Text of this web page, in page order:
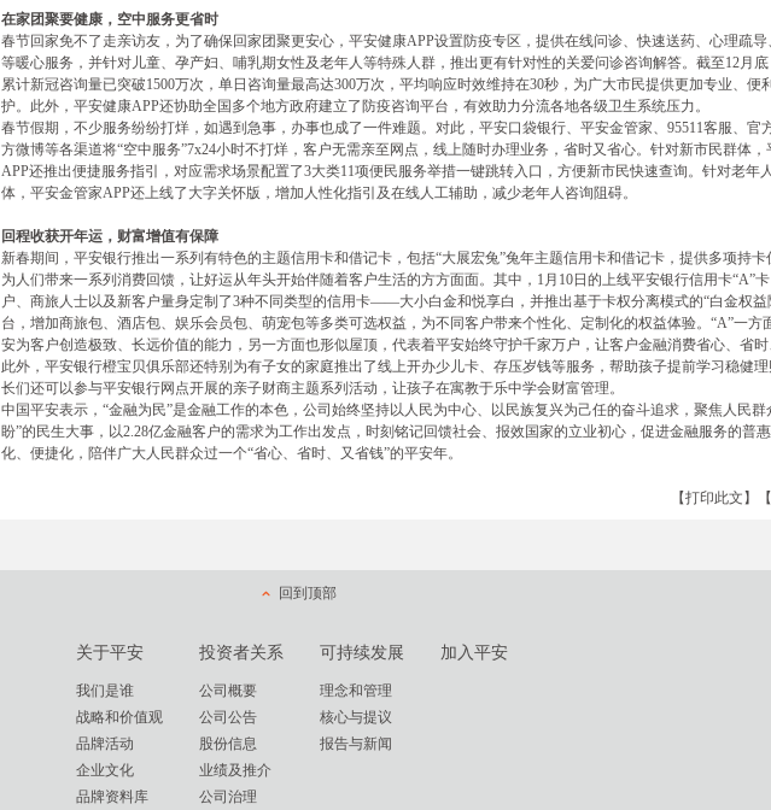
在家团聚要健康，空中服务更省时
春节回家免不了走亲访友，为了确保回家团聚更安心，平安健康APP设置防疫专区，提供在线问诊、快速送药、心理疏
等暖心服务，并针对儿童、孕产妇、哺乳期女性及老年人等特殊人群，推出更有针对性的关爱问诊咨询解答。截至12月
累计新冠咨询量已突破1500万次，单日咨询量最高达300万次，平均响应时效维持在30秒，为广大市民提供更加专业、便
护。此外，平安健康APP还协助全国多个地方政府建立了防疫咨询平台，有效助力分流各地各级卫生系统压力。
春节假期，不少服务纷纷打烊，如遇到急事，办事也成了一件难题。对此，平安口袋银行、平安金管家、95511客服、官
方微博等各渠道将“空中服务”7x24小时不打烊，客户无需亲至网点，线上随时办理业务，省时又省心。针对新市民群体，
APP还推出便捷服务指引，对应需求场景配置了3大类11项便民服务举措一键跳转入口，方便新市民快速查询。针对老年
体，平安金管家APP还上线了大字关怀版，增加人性化指引及在线人工辅助，减少老年人咨询阻碍。
回程收获开年运，财富增值有保障
新春期间，平安银行推出一系列有特色的主题信用卡和借记卡，包括“大展宏兔”兔年主题信用卡和借记卡，提供多项持卡
为人们带来一系列消费回馈，让好运从年头开始伴随着客户生活的方方面面。其中，1月10日的上线平安银行信用卡“A”
户、商旅人士以及新客户量身定制了3种不同类型的信用卡——大小白金和悦享白，并推出基于卡权分离模式的“白金权益
台，增加商旅包、酒店包、娱乐会员包、萌宠包等多类可选权益，为不同客户带来个性化、定制化的权益体验。“A”一方
安为客户创造极致、长远价值的能力，另一方面也形似屋顶，代表着平安始终守护千家万户，让客户金融消费省心、省时
此外，平安银行橙宝贝俱乐部还特别为有子女的家庭推出了线上开办少儿卡、存压岁钱等服务，帮助孩子提前学习稳健
长们还可以参与平安银行网点开展的亲子财商主题系列活动，让孩子在寓教于乐中学会财富管理。
中国平安表示，“金融为民”是金融工作的本色，公司始终坚持以人民为中心、以民族复兴为己任的奋斗追求，聚焦人民群
盼”的民生大事，以2.28亿金融客户的需求为工作出发点，时刻铭记回馈社会、报效国家的立业初心，促进金融服务的普
化、便捷化，陪伴广大人民群众过一个“省心、省时、又省钱”的平安年。
【打印此文】
回到顶部
关于平安
我们是谁
战略和价值观
品牌活动
企业文化
品牌资料库
投资者关系
公司概要
公司公告
股份信息
业绩及推介
公司治理
可持续发展
理念和管理
核心与提议
报告与新闻
加入平安